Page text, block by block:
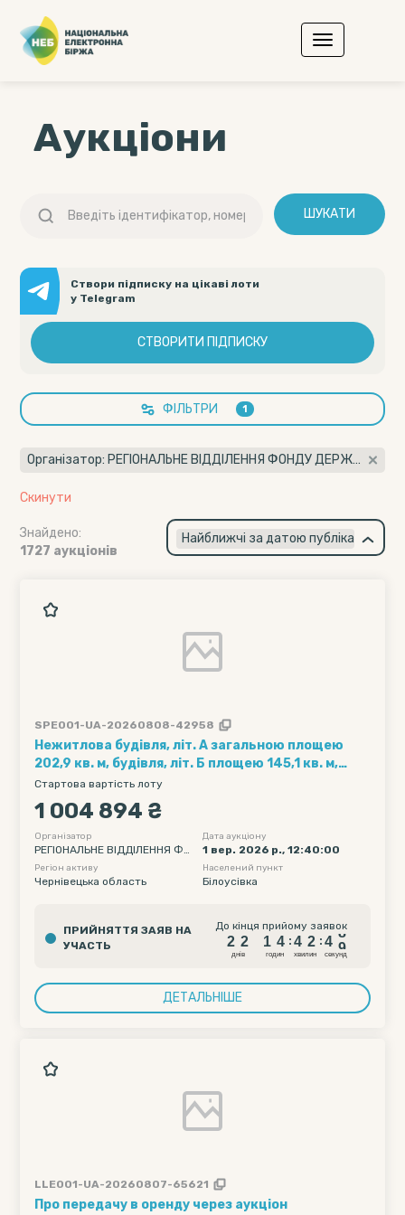
Аукціони
ШУКАТИ
Створи підписку на цікаві лоти
у Telegram
СТВОРИТИ ПІДПИСКУ
ФІЛЬТРИ 1
Організатор: РЕГІОНАЛЬНЕ ВІДДІЛЕННЯ ФОНДУ ДЕРЖАВНОГО МАЙНА УКРАЇНИ ПО ІВАНО-ФРАНКІВСЬКІЙ, ЧЕРНІВЕЦЬКІЙ ТА ТЕРНОПІЛЬСЬКІЙ ОБЛАСТЯХ (42891875)
Скинути
Знайдено:
1727 аукціонів
×
Найближчі за датою публікації
SPE001-UA-20260808-42958
Нежитлова будівля, літ. А загальною площею
202,9 кв. м, будівля, літ. Б площею 145,1 кв. м,
склад, літ. В площею 64,6 кв. м, будівля (пункт
штучного осіменіння), літ. Г площею 29,5 кв. м,
гараж (гаражі), літ. Д площею 26,0 кв. м, гараж
(піднавіс для тварин), вбиральня на два входи,
криниця...
Стартова вартість лоту
1 004 894 ₴
Організатор
РЕГІОНАЛЬНЕ ВІДДІЛЕННЯ ФО
НДУ ДЕРЖАВНОГО МАЙНА УК
РАЇНИ ПО ІВАНО-ФРАНКІВСЬКІ
Дата аукціону
1 вер. 2026 р., 12:40:00
Регіон активу
Чернівецька область
Населений пункт
Білоусівка
ПРИЙНЯТТЯ ЗАЯВ НА
УЧАСТЬ
До кінця прийому заявок
2
2
2
2
днiв
1
1
4
4
годин
:
4
4
2
2
хвилин
:
4
4
8
8
секунд
ДЕТАЛЬНІШЕ
LLE001-UA-20260807-65621
Про передачу в оренду через аукціон